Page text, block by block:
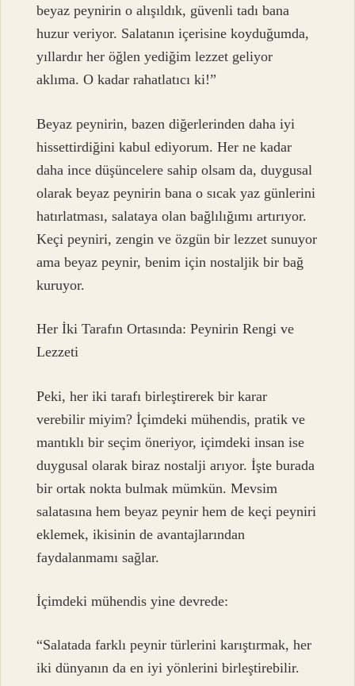
beyaz peynirin o alışıldık, güvenli tadı bana
huzur veriyor. Salatanın içerisine koyduğumda,
yıllardır her öğlen yediğim lezzet geliyor
aklıma. O kadar rahatlatıcı ki!”
Beyaz peynirin, bazen diğerlerinden daha iyi
hissettirdiğini kabul ediyorum. Her ne kadar
daha ince düşüncelere sahip olsam da, duygusal
olarak beyaz peynirin bana o sıcak yaz günlerini
hatırlatması, salataya olan bağlılığımı artırıyor.
Keçi peyniri, zengin ve özgün bir lezzet sunuyor
ama beyaz peynir, benim için nostaljik bir bağ
kuruyor.
Her İki Tarafın Ortasında: Peynirin Rengi ve
Lezzeti
Peki, her iki tarafı birleştirerek bir karar
verebilir miyim? İçimdeki mühendis, pratik ve
mantıklı bir seçim öneriyor, içimdeki insan ise
duygusal olarak biraz nostalji arıyor. İşte burada
bir ortak nokta bulmak mümkün. Mevsim
salatasına hem beyaz peynir hem de keçi peyniri
eklemek, ikisinin de avantajlarından
faydalanmamı sağlar.
İçimdeki mühendis yine devrede:
“Salatada farklı peynir türlerini karıştırmak, her
iki dünyanın da en iyi yönlerini birleştirebilir.